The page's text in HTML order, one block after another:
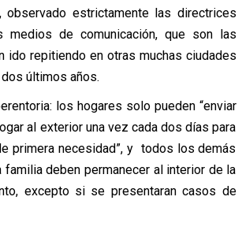
observado estrictamente las directrices
medios de comunicación, que son las
ido repitiendo en otras muchas ciudades
últimos años.
los hogares solo pueden “enviar
al exterior una vez cada dos días para
primera necesidad”, y todos los demás
deben permanecer al interior de la
excepto si se presentaran casos de